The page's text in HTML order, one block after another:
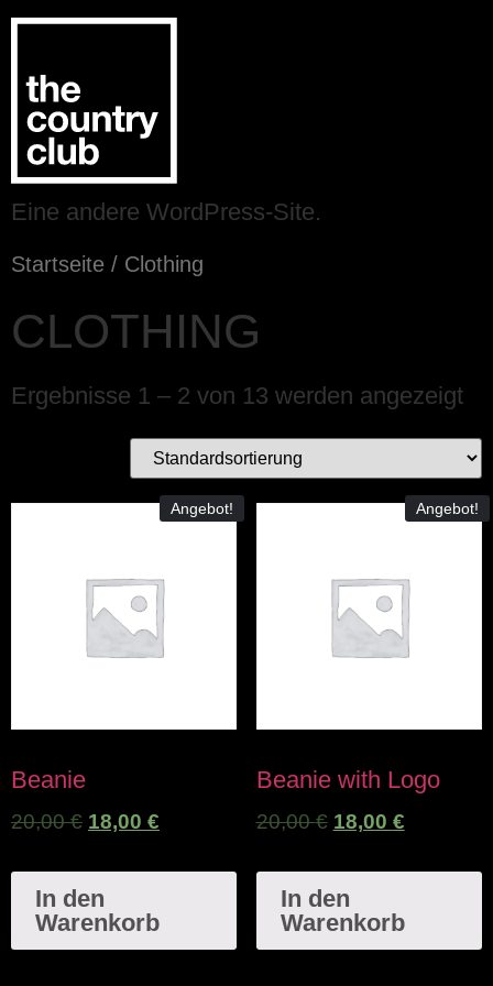
Eine andere WordPress-Site.
Startseite / Clothing
CLOTHING
Ergebnisse 1 – 2 von 13 werden angezeigt
Angebot!
Beanie
20,00€ 18,00 €
In den
Warenkorb
Angebot!
Beanie with Logo
20,00€ 18,00 €
In den
Warenkorb